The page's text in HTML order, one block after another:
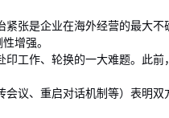
张是企业在海外经营的最大
增强。
印工作、轮换的一大难题。此
会议、重启对话机制等）表明